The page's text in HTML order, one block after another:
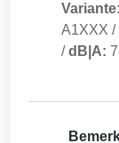
Variante:
A1XXX /
/dB|A: